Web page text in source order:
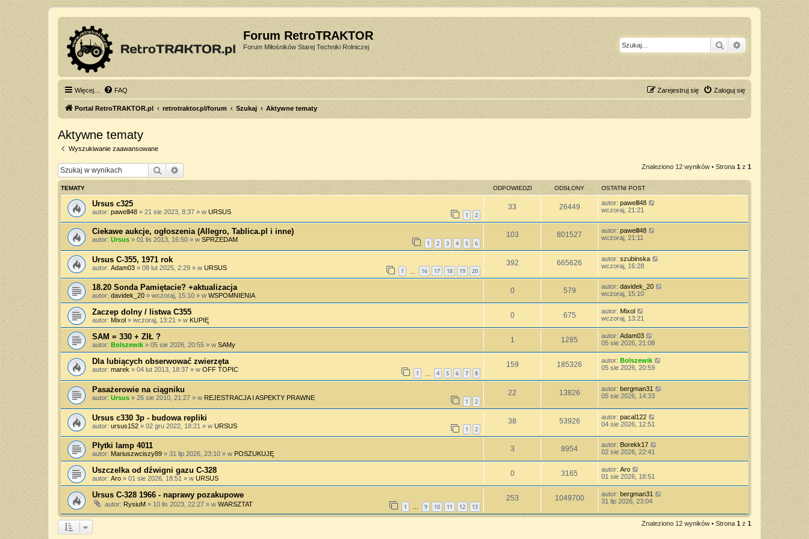
Forum RetroTRAKTOR
Forum Miłośników Starej Techniki Rolniczej Szukaj
Więcej… FAQ Zaloguj się
Zarejestruj się
Portal RetroTRAKTOR.pl retrotraktor.pl/forum Szukaj Aktywne tematy
Aktywne tematy
Wyszukiwanie zaawansowane
Szukaj Znaleziono 12 wyników • Strona 1 z 1
TEMATY ODPOWIEDZI ODSŁONY OSTATNI POST
Ursus c325
autor: pawelll48 » 21 sie 2023, 8:37 » w URSUS 1 2
33 26449 autor: pawelll48
wczoraj, 21:21
Ciekawe aukcje, ogłoszenia (Allegro, Tablica.pl i inne)
autor: Ursus » 01 lis 2013, 16:50 » w SPRZEDAM 1 2 3 4 5 6
103 801527 autor: pawelll48
wczoraj, 21:11
Ursus C-355, 1971 rok
autor: Adam03 » 08 lut 2025, 2:29 » w URSUS 1 16 17 18 19 20
392 665626 autor: szubinska
wczoraj, 16:28
18.20 Sonda Pamiętacie? +aktualizacja
autor: davidek_20 » wczoraj, 15:10 » w WSPOMNIENIA
0 579 autor: davidek_20
wczoraj, 15:10
Zaczep dolny / listwa C355
autor: Mixol » wczoraj, 13:21 » w KUPIĘ
0 675 autor: Mixol
wczoraj, 13:21
SAM = 330 + ZIŁ ?
autor: Bolszewik » 05 sie 2026, 20:55 » w SAMy
1 1285 autor: Adam03
05 sie 2026, 21:08
Dla lubiących obserwować zwierzęta
autor: marek » 04 lut 2013, 18:37 » w OFF TOPIC 1 4 5 6 7 8
159 185326 autor: Bolszewik
05 sie 2026, 20:59
Pasażerowie na ciągniku
autor: Ursus » 26 sie 2010, 21:27 » w REJESTRACJA I ASPEKTY PRAWNE 1 2
22 13826 autor: bergman31
05 sie 2026, 14:33
Ursus c330 3p - budowa repliki
autor: ursus152 » 02 gru 2022, 18:21 » w URSUS 1 2
38 53926 autor: pacal122
04 sie 2026, 12:51
Płytki lamp 4011
autor: Mariuszwciszy89 » 31 lip 2026, 23:10 » w POSZUKUJĘ
3 8954 autor: Borekk17
02 sie 2026, 22:41
Uszczelka od dźwigni gazu C-328
autor: Aro » 01 sie 2026, 18:51 » w URSUS
0 3165 autor: Aro
01 sie 2026, 18:51
Ursus C-328 1966 - naprawy pozakupowe
autor: RysiuM » 10 lis 2023, 22:27 » w WARSZTAT 1 … 9 10 11 12 13
253 1049700 autor: bergman31
31 lip 2026, 23:04
Znaleziono 12 wyników • Strona 1 z 1